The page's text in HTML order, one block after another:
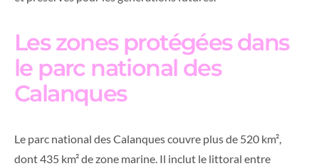
Les zones protégées dans
le parc national des
Calanques
Le parc national des Calanques couvre plus de 520 km²,
dont 435 km² de zone marine. Il inclut le littoral entre